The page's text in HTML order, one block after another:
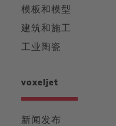
模板和模型
建筑和施工
工业陶瓷
voxeljet
新闻发布